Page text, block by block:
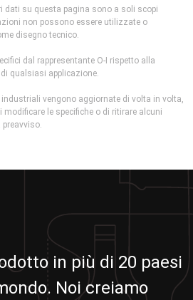
dati su questa pagina sono a soli scopi
non possono essere utilizzate o
disegno tecnico.
dal rappresentante O-I rispetto alla
qualsiasi applicazione.
vengono aggiornate di volta in volta,
le specifiche o di ritirare alcuni
in più di 20 paesi
Noi creiamo